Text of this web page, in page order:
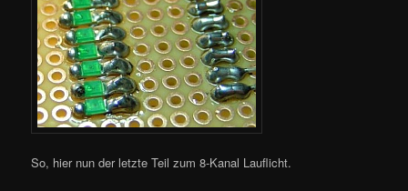
So, hier nun der letzte Teil zum 8-Kanal Lauflicht.